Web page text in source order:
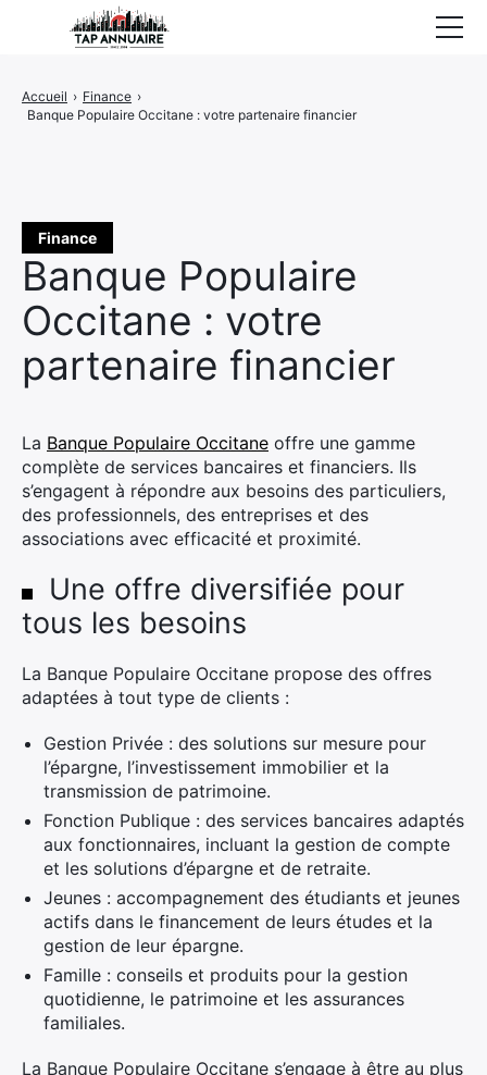
Accueil › Finance ›
Banque Populaire Occitane : votre partenaire financier
Finance
Banque Populaire
Occitane : votre
partenaire financier
La Banque Populaire Occitane offre une gamme
complète de services bancaires et financiers. Ils
s’engagent à répondre aux besoins des particuliers,
des professionnels, des entreprises et des
associations avec efficacité et proximité.
Une offre diversifiée pour
tous les besoins
La Banque Populaire Occitane propose des offres
adaptées à tout type de clients :
Gestion Privée : des solutions sur mesure pour
l’épargne, l’investissement immobilier et la
transmission de patrimoine.
Fonction Publique : des services bancaires adaptés
aux fonctionnaires, incluant la gestion de compte
et les solutions d’épargne et de retraite.
Jeunes : accompagnement des étudiants et jeunes
actifs dans le financement de leurs études et la
gestion de leur épargne.
Famille : conseils et produits pour la gestion
quotidienne, le patrimoine et les assurances
familiales.
La Banque Populaire Occitane s’engage à être au plus
Entreprises référencées